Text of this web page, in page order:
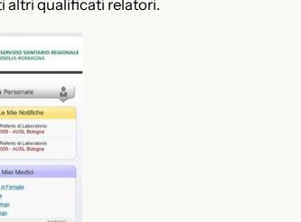
altri qualificati relatori.